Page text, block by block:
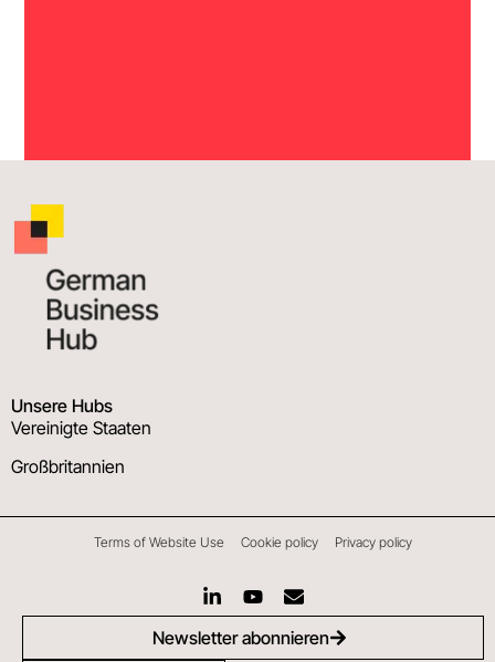
Unsere Hubs
Vereinigte Staaten
Großbritannien
Terms of Website Use Cookie policy Privacy policy
Newsletter abonnieren